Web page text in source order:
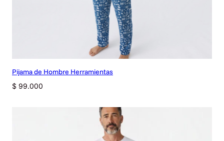
Pijama de Hombre Herramientas
$ 99.000